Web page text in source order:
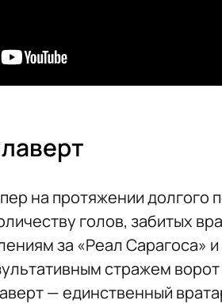
на протяжении долгого
голов, забитых
за «Реал Сарагоса»
стражем
— единственный